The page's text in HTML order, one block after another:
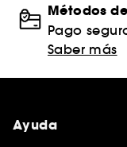
Métodos
Pago
Saber más
Ayuda